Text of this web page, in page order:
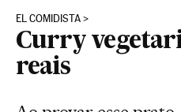
EL COMIDISTA
Curry
reais